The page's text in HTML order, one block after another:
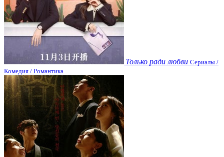
Только ради любви Сериалы /
Комедия / Романтика